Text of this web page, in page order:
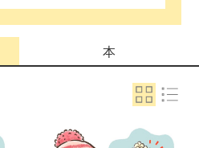
本